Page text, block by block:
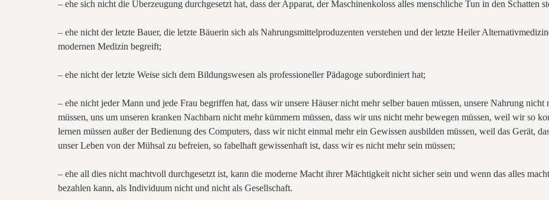
– ehe sich nicht die Überzeugung durchgesetzt hat, dass der Apparat, der Maschinenkoloss alles menschliche Tun in den Schatten
– ehe nicht der letzte Bauer, die letzte Bäuerin sich als Nahrungsmittelproduzenten verstehen und der letzte Heiler
modernen Medizin begreift;
– ehe nicht der letzte Weise sich dem Bildungswesen als professioneller Pädagoge subordiniert hat;
– ehe nicht jeder Mann und jede Frau begriffen hat, dass wir unsere Häuser nicht mehr selber bauen müssen, unsere Nahrung
müssen, uns um unseren kranken Nachbarn nicht mehr kümmern müssen, dass wir uns nicht mehr bewegen müssen, weil wir so
lernen müssen außer der Bedienung des Computers, dass wir nicht einmal mehr ein Gewissen ausbilden müssen, weil das Gerät,
unser Leben von der Mühsal zu befreien, so fabelhaft gewissenhaft ist, dass wir es nicht mehr sein müssen;
– ehe all dies nicht machtvoll durchgesetzt ist, kann die moderne Macht ihrer Mächtigkeit nicht sicher sein und wenn das alles
bezahlen kann, als Individuum nicht und nicht als Gesellschaft.